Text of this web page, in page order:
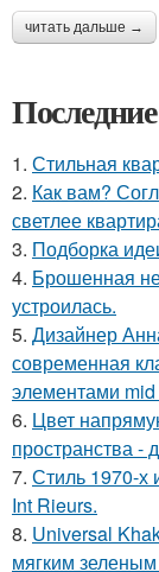
читать дальше →
1. Стильная
2. Как вам?
светлее
3. Подборка
4. Брошенная
устроилась.
5. Дизайнер
современная
элементами mid
6. Цвет
пространства -
7. Стиль 1970-х
Int Rieurs.
8. Universal
мягким